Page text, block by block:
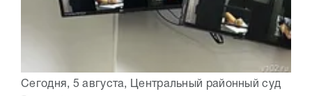
Сегодня, 5 августа, Центральный районный суд